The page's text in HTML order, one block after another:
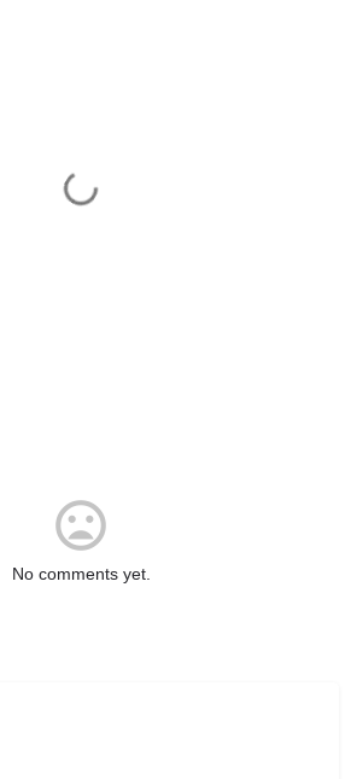
No comments yet.